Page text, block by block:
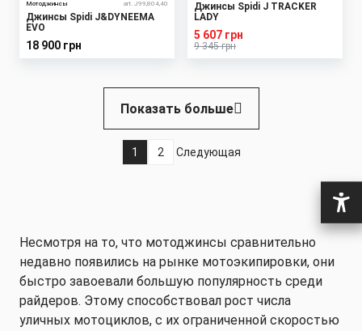
Мотоджинсы art. J99,804,40
Джинсы Spidi J&DYNEEMA
EVO
18 900 грн
Джинсы Spidi J TRACKER
LADY
9 345 грн
5 607 грн
Показать больше
Текущая
1
Страница
2
Следующая
Следующая
Несмотря на то, что мотоджинсы сравнительно
недавно появились на рынке мотоэкипировки, они
быстро завоевали большую популярность среди
райдеров. Этому способствовал рост числа
уличных мотоциклов, с их ограниченной скоростью